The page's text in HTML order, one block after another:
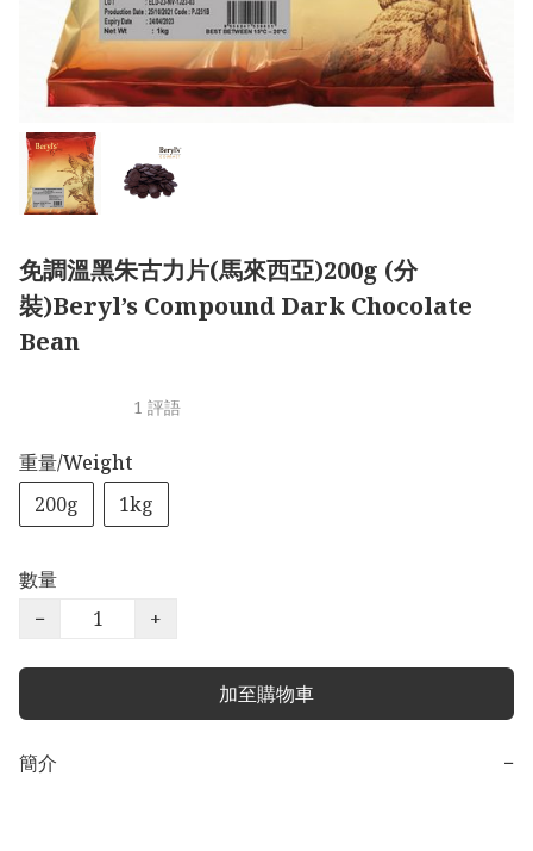
免調溫黑朱古力片(馬來西亞)200g (分
裝)Beryl’s Compound Dark Chocolate
Bean
1 評語
重量/Weight
200g
1kg
數量
−
+
加至購物車
簡介 −